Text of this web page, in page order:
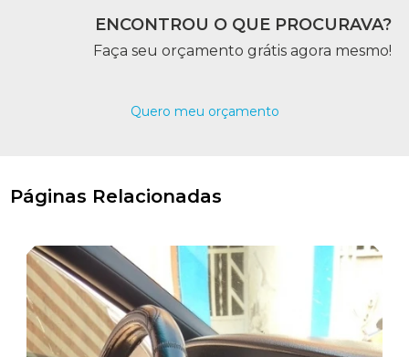
ENCONTROU O QUE PROCURAVA?
Faça seu orçamento grátis agora mesmo!
Quero meu orçamento
Páginas Relacionadas